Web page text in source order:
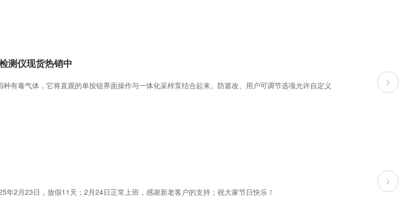
测仪现货热销中
有毒气体，它将直观的单按钮界面操作与一体化采样泵结合起来。防篡改、用户可调节选项允许自定义
›
2月23日，放假11天；2月24日正常上班，感谢新老客户的支持；祝大家节日快乐！
›